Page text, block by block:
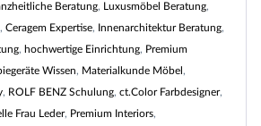
Beratung, Luxusmöbel Beratung,
, Ceragem Expertise, Innenarchitektur Beratung,
, hochwertige Einrichtung, Premium
Wissen, Materialkunde Möbel,
, ROLF BENZ Schulung, ct.Color Farbdesigner,
Frau Leder, Premium Interiors,